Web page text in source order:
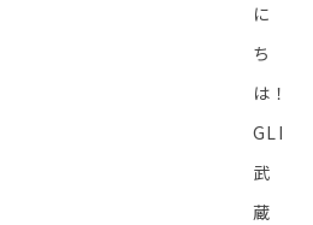
に
ち
は！
GLI
武
蔵